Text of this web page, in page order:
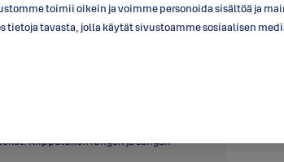
olkapäät, jotka tekevät lukon
Riippulukon rungon ja sangan
toimii oikein ja voimme personoida sisältöä ja
tietoja tavasta, jolla käytät sivustoamme sosiaalisen